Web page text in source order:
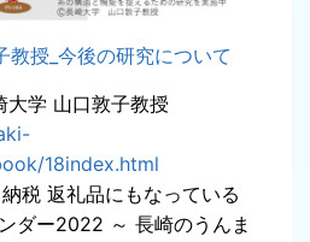
授_今後の研究について
学 山口敦子教授
18index.html
税 返礼品にもなっている
ダー2022 ～ 長崎のうんま